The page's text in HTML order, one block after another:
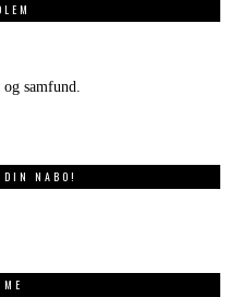
samfund.
NABO!